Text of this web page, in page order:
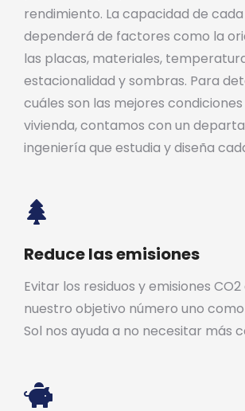
rendimiento. La capacidad de
dependerá de factores como la
las placas, materiales,
estacionalidad y sombras. Para
cuáles son las mejores
vivienda, contamos con un
ingeniería que estudia y diseña
Reduce las emisiones
Evitar los residuos y emisiones
nuestro objetivo número uno como
Sol nos ayuda a no necesitar más